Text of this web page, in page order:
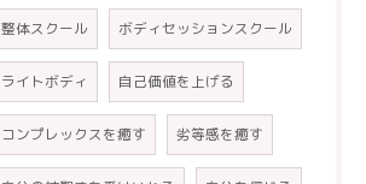
整体スクール ボディセッションスクール
ライトボディ 自己価値を上げる
コンプレックスを癒す 劣等感を癒す